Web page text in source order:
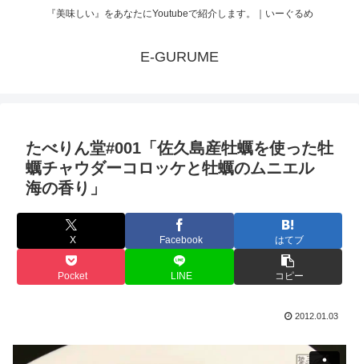
『美味しい』をあなたにYoutubeで紹介します。｜いーぐるめ
E-GURUME
たべりん堂#001「佐久島産牡蠣を使った牡
蠣チャウダーコロッケと牡蠣のムニエル
海の香り」
X Facebook はてブ
Pocket LINE コピー
2012.01.03